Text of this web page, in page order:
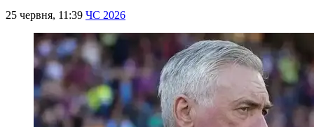
25 червня, 11:39 ЧС 2026